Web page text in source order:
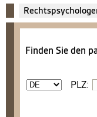
Finden Sie den
PLZ: